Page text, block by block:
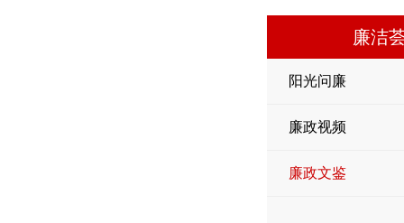
廉洁
阳光问廉
廉政视频
廉政文鉴